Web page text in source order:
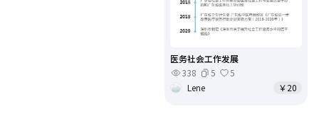
医务社会工作发展
338
5
5
Lene
￥20